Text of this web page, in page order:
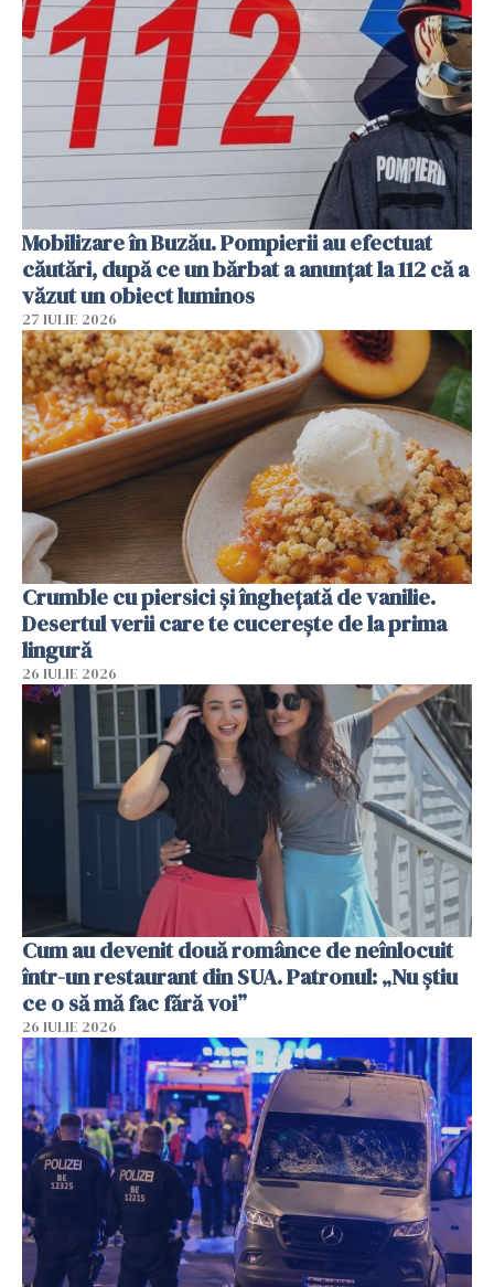
Mobilizare în Buzău. Pompierii au efectuat
căutări, după ce un bărbat a anunțat la 112 că a
văzut un obiect luminos
27 IULIE 2026
Crumble cu piersici și înghețată de vanilie.
Desertul verii care te cucerește de la prima
lingură
26 IULIE 2026
Cum au devenit două românce de neînlocuit
într-un restaurant din SUA. Patronul: „Nu știu
ce o să mă fac fără voi”
26 IULIE 2026